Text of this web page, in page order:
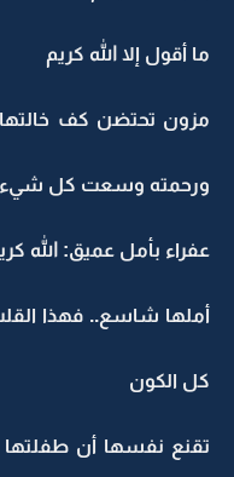
ما أقول إلا الله كريم
مزون تحتضن كف
ورحمته وسعت كل
عفراء بأمل عميق: الله
أملها شاسع.. فهذا
كل الكون
تقنع نفسها أن طفلتها